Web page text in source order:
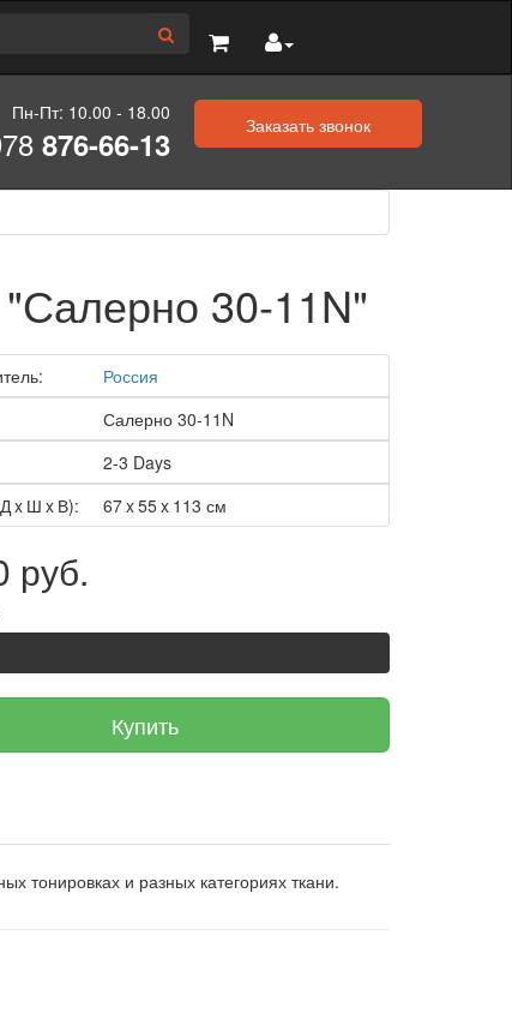
Пн-Пт: 10.00 - 18.00
876-66-13 Заказать звонок
30-11N"
Россия
Салерно 30-11N
2-3 Days
x Ш x В):
67 x 55 x 113 см
руб.
Купить
тонировках и разных категориях ткани.